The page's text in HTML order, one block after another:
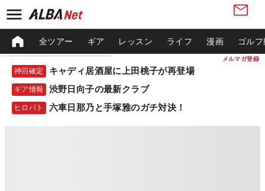
メルマガ登録
全ツアー ギア レッスン ライフ 漫画 ゴル
神回確定 キャディ居酒屋に上田桃子が再登場
ギア情報 渋野日向子の最新クラブ
ヒロバト 六車日那乃と手塚雅のガチ対決！